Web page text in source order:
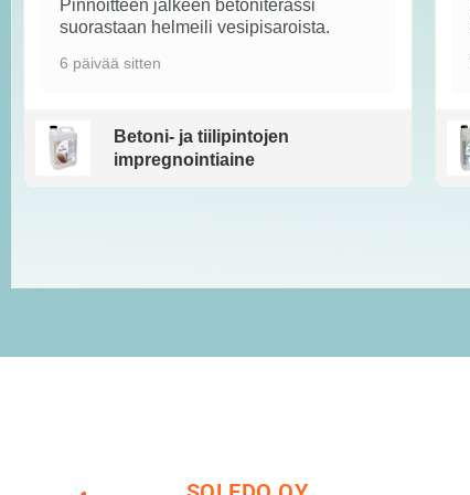
Pinnoitteen jälkeen betoniterassi
suorastaan helmeili vesipisaroista.
6 päivää sitten
Betoni- ja tiilipintojen
impregnointiaine